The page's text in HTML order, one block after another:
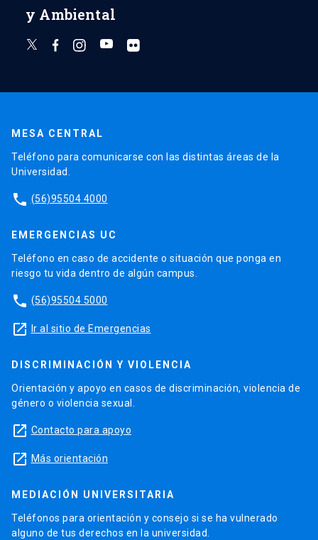
y Ambiental
MESA CENTRAL
Teléfono para comunicarse con las distintas áreas de la
Universidad.
phone (56)95504 4000
EMERGENCIAS UC
Teléfono en caso de accidente o situación que ponga en
riesgo tu vida dentro de algún campus.
phone (56)95504 5000
launch Ir al sitio de Emergencias
DISCRIMINACIÓN Y VIOLENCIA
Orientación y apoyo en casos de discriminación, violencia de
género o violencia sexual.
launch Contacto para apoyo
launch Más orientación
MEDIACIÓN UNIVERSITARIA
Teléfonos para orientación y consejo si se ha vulnerado
alguno de tus derechos en la universidad.